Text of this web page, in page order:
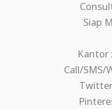
Siap
Kantor :
Call/SMS/